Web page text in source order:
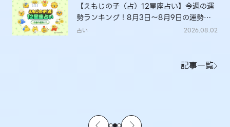
【えもじの子（占）12星座占い】今週の運
勢ランキング！8月3日～8月9日の運勢
は？
占い 2026.08.02
記事一覧